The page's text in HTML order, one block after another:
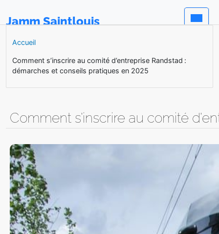
Jamm Saintlouis
Accueil
Comment s’inscrire au comité d’entreprise Randstad :
démarches et conseils pratiques en 2025
Comment s’inscrire au comité